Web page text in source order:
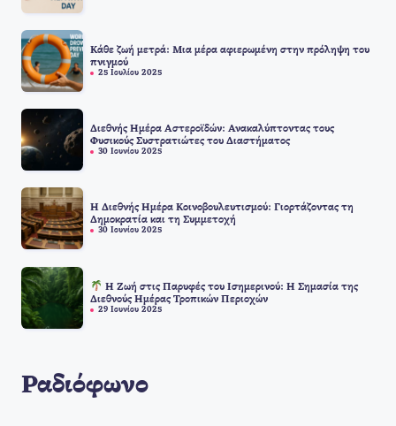
Κάθε ζωή μετρά: Μια μέρα αφιερωμένη στην πρόληψη του
πνιγμού
25 Ιουλίου 2025
Διεθνής Ημέρα Αστεροϊδών: Ανακαλύπτοντας τους
Φυσικούς Συστρατιώτες του Διαστήματος
30 Ιουνίου 2025
Η Διεθνής Ημέρα Κοινοβουλευτισμού: Γιορτάζοντας τη
Δημοκρατία και τη Συμμετοχή
30 Ιουνίου 2025
Η Ζωή στις Παρυφές του Ισημερινού: Η Σημασία της
Διεθνούς Ημέρας Τροπικών Περιοχών
29 Ιουνίου 2025
Ραδιόφωνο